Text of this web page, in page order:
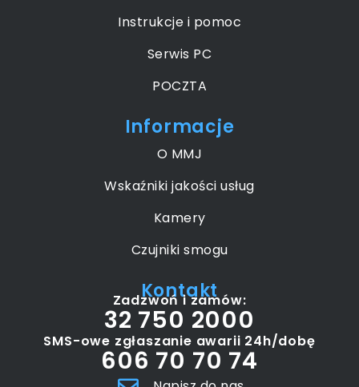
Instrukcje i pomoc
Serwis PC
POCZTA
Informacje
O MMJ
Wskaźniki jakości usług
Kamery
Czujniki smogu
Kontakt
Zadzwoń i zamów:
32 750 2000
SMS-owe zgłaszanie awarii 24h/dobę
606 70 70 74